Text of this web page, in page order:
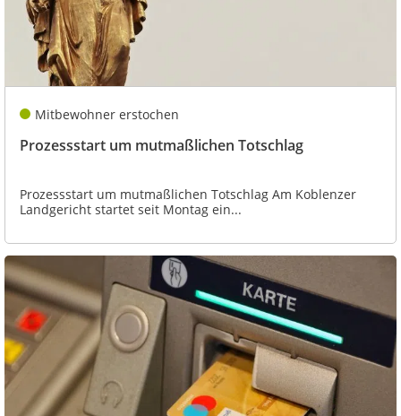
Mitbewohner erstochen
Prozessstart um mutmaßlichen Totschlag
Prozessstart um mutmaßlichen Totschlag Am Koblenzer
Landgericht startet seit Montag ein...